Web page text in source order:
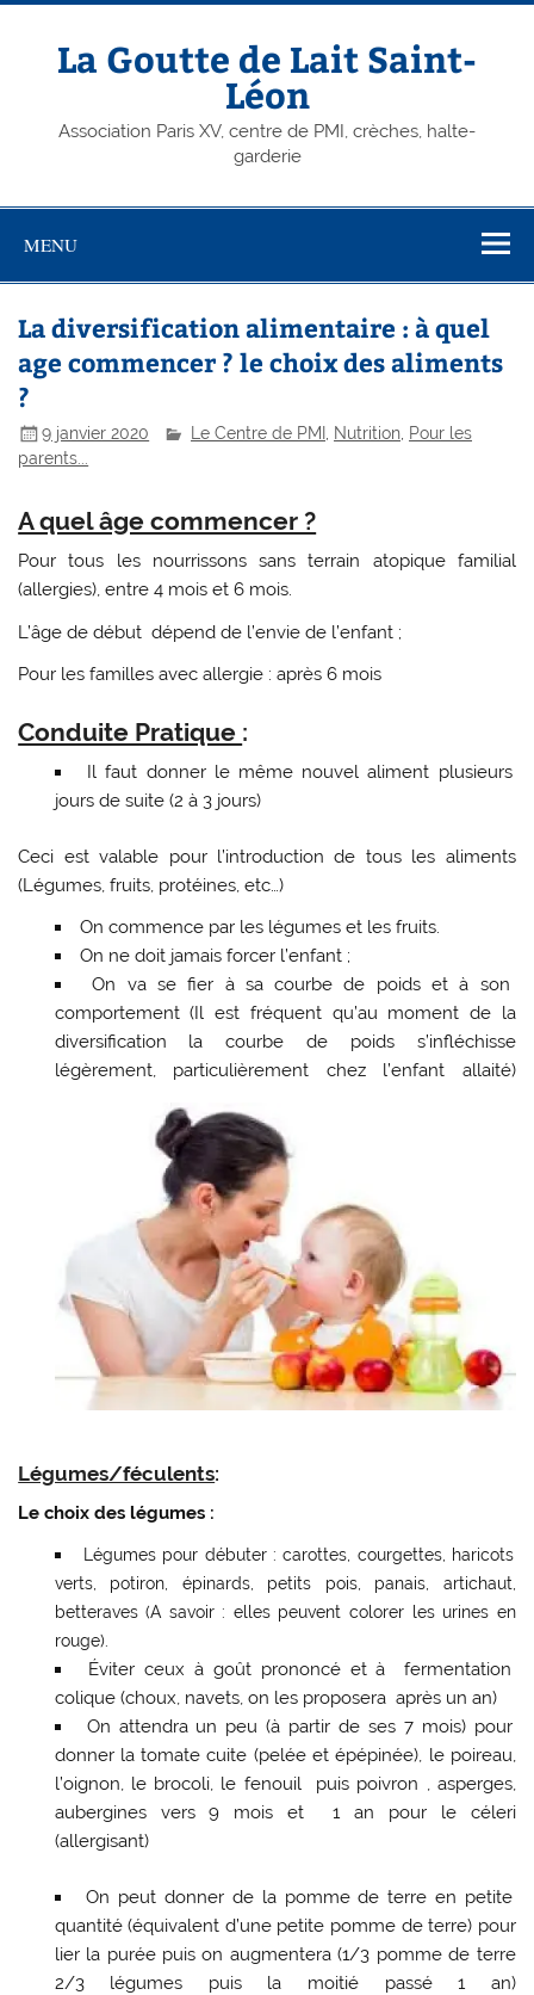
Skip
contentLa Goutte de Lait Saint-
Léon
Association Paris XV, centre de PMI, crèches, halte-
garderie
MENU
La diversification alimentaire : à quel
age commencer ? le choix des aliments
?
9 janvier 2020 Le Centre de PMI Nutrition Pour les
parents...
A quel âge commencer ?
Pour tous les nourrissons sans terrain atopique familial
(allergies), entre 4 mois et 6 mois.
L’âge de début dépend de l’envie de l’enfant ;
Pour les familles avec allergie : après 6 mois
Conduite Pratique :
Il faut donner le même nouvel aliment plusieurs
jours de suite (2 à 3 jours)
Ceci est valable pour l’introduction de tous les aliments
(Légumes, fruits, protéines, etc…)
On commence par les légumes et les fruits.
On ne doit jamais forcer l’enfant ;
On va se fier à sa courbe de poids et à son
comportement (Il est fréquent qu’au moment de la
diversification la courbe de poids s’infléchisse
légèrement, particulièrement chez l’enfant allaité)
Légumes/féculents:
Le choix des légumes :
Légumes pour débuter : carottes, courgettes, haricots
verts, potiron, épinards, petits pois, panais, artichaut,
betteraves (A savoir : elles peuvent colorer les urines en
rouge).
Éviter ceux à goût prononcé et à fermentation
colique (choux, navets, on les proposera après un an)
On attendra un peu (à partir de ses 7 mois) pour
donner la tomate cuite (pelée et épépinée), le poireau,
l’oignon, le brocoli, le fenouil puis poivron , asperges,
aubergines vers 9 mois et 1 an pour le céleri
(allergisant)
On peut donner de la pomme de terre en petite
quantité (équivalent d’une petite pomme de terre) pour
lier la purée puis on augmentera (1/3 pomme de terre
2/3 légumes puis la moitié passé 1 an)